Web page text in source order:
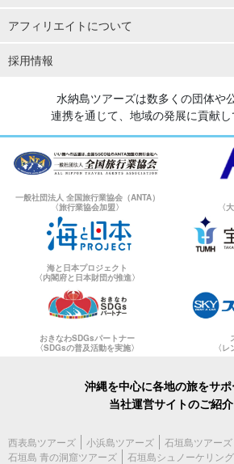
アフィリエイトについて
採用情報
水納島ツアーズは数多くの団体や
連携を通じて、地域の発展に貢献し
一般社団法人 全国旅行業協会（ANTA）
〈旅行業協会加盟〉
〈
海と日本プロジェクト
〈内閣府と日本財団が推進〉
おきなわSDGsパートナー
〈SDGsの普及活動を実施〉
〈
沖縄を中心に各地の旅をサ
当社運営サイトのご紹介
西表島ツアーズ 小浜島ツアーズ
石垣島ツアーズ
石垣島 青の洞窟ツアーズ
石垣島シュノーケリン